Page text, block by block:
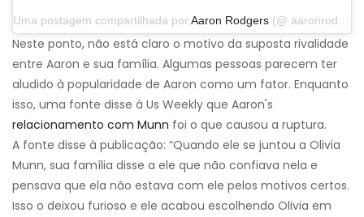
Uma postagem compartilhada por Aaron Rodgers (@ aaronrodgers12) em 4 de setembro de 2019 às 17:14 PDT
Neste ponto, não está claro o motivo da suposta rivalidade
entre Aaron e sua família. Algumas pessoas parecem ter
aludido à popularidade de Aaron como um fator. Enquanto
isso, uma fonte disse à Us Weekly que Aaron's
relacionamento com Munn foi o que causou a ruptura.
A fonte disse à publicação: “Quando ele se juntou a Olivia
Munn, sua família disse a ele que não confiava nela e
pensava que ela não estava com ele pelos motivos certos.
Isso o deixou furioso e ele acabou escolhendo Olivia em